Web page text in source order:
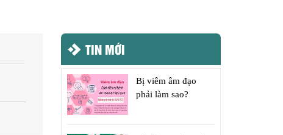
TIN MỚI
Bị viêm âm đạo
phải làm sao?